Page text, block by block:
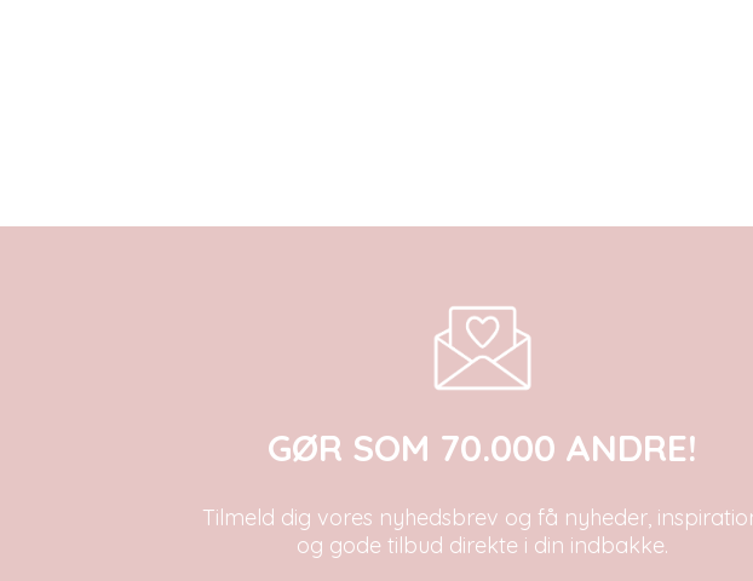
GØR SOM 70.000 ANDRE!
Tilmeld dig vores nyhedsbrev og få nyheder,
og gode tilbud direkte i din indbakke.